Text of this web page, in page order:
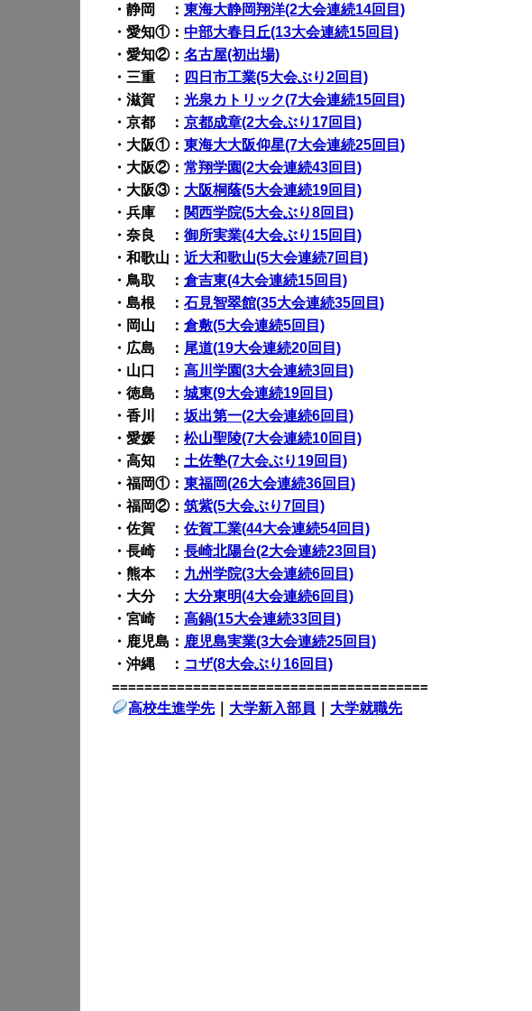
・静岡 ： 東海大静岡翔洋(2大会連続14回目)
・愛知①： 中部大春日丘(13大会連続15回目)
・愛知②： 名古屋(初出場)
・三重 ： 四日市工業(5大会ぶり2回目)
・滋賀 ： 光泉カトリック(7大会連続15回目)
・京都 ： 京都成章(2大会ぶり17回目)
・大阪①： 東海大大阪仰星(7大会連続25回目)
・大阪②： 常翔学園(2大会連続43回目)
・大阪③： 大阪桐蔭(5大会連続19回目)
・兵庫 ： 関西学院(5大会ぶり8回目)
・奈良 ： 御所実業(4大会ぶり15回目)
・和歌山： 近大和歌山(5大会連続7回目)
・鳥取 ： 倉吉東(4大会連続15回目)
・島根 ： 石見智翠館(35大会連続35回目)
・岡山 ： 倉敷(5大会連続5回目)
・広島 ： 尾道(19大会連続20回目)
・山口 ： 高川学園(3大会連続3回目)
・徳島 ： 城東(9大会連続19回目)
・香川 ： 坂出第一(2大会連続6回目)
・愛媛 ： 松山聖陵(7大会連続10回目)
・高知 ： 土佐塾(7大会ぶり19回目)
・福岡①： 東福岡(26大会連続36回目)
・福岡②： 筑紫(5大会ぶり7回目)
・佐賀 ： 佐賀工業(44大会連続54回目)
・長崎 ： 長崎北陽台(2大会連続23回目)
・熊本 ： 九州学院(3大会連続6回目)
・大分 ： 大分東明(4大会連続6回目)
・宮崎 ： 高鍋(15大会連続33回目)
・鹿児島： 鹿児島実業(3大会連続25回目)
・沖縄 ： コザ(8大会ぶり16回目)
=======================================
高校生進学先｜ 大学新入部員 大学就職先